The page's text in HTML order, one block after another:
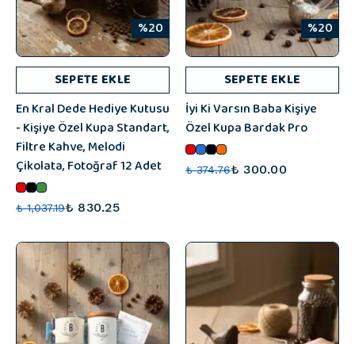
%20
SEPETE EKLE
En Kral Dede Hediye Kutusu
- Kişiye Özel Kupa Standart,
Filtre Kahve, Melodi
Çikolata, Fotoğraf 12 Adet
₺ 1,037.19₺ 830.25
%20
SEPETE EKLE
İyi Ki Varsın Baba Kişiye
Özel Kupa Bardak Pro
₺ 374.76₺ 300.00